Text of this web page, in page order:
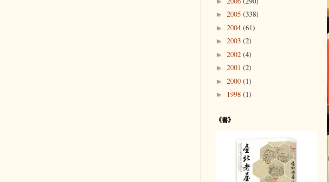
► 2005 (338)
► 2004 (61)
► 2003 (2)
► 2002 (4)
► 2001 (2)
► 2000 (1)
► 1998 (1)
《書》